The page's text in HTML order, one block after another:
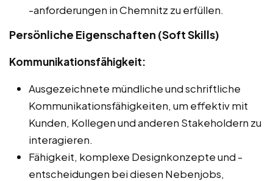
-anforderungen in Chemnitz zu erfüllen.
Persönliche Eigenschaften (Soft Skills)
Kommunikationsfähigkeit:
Ausgezeichnete mündliche und schriftliche
Kommunikationsfähigkeiten, um effektiv mit
Kunden, Kollegen und anderen Stakeholdern zu
interagieren.
Fähigkeit, komplexe Designkonzepte und -
entscheidungen bei diesen Nebenjobs,